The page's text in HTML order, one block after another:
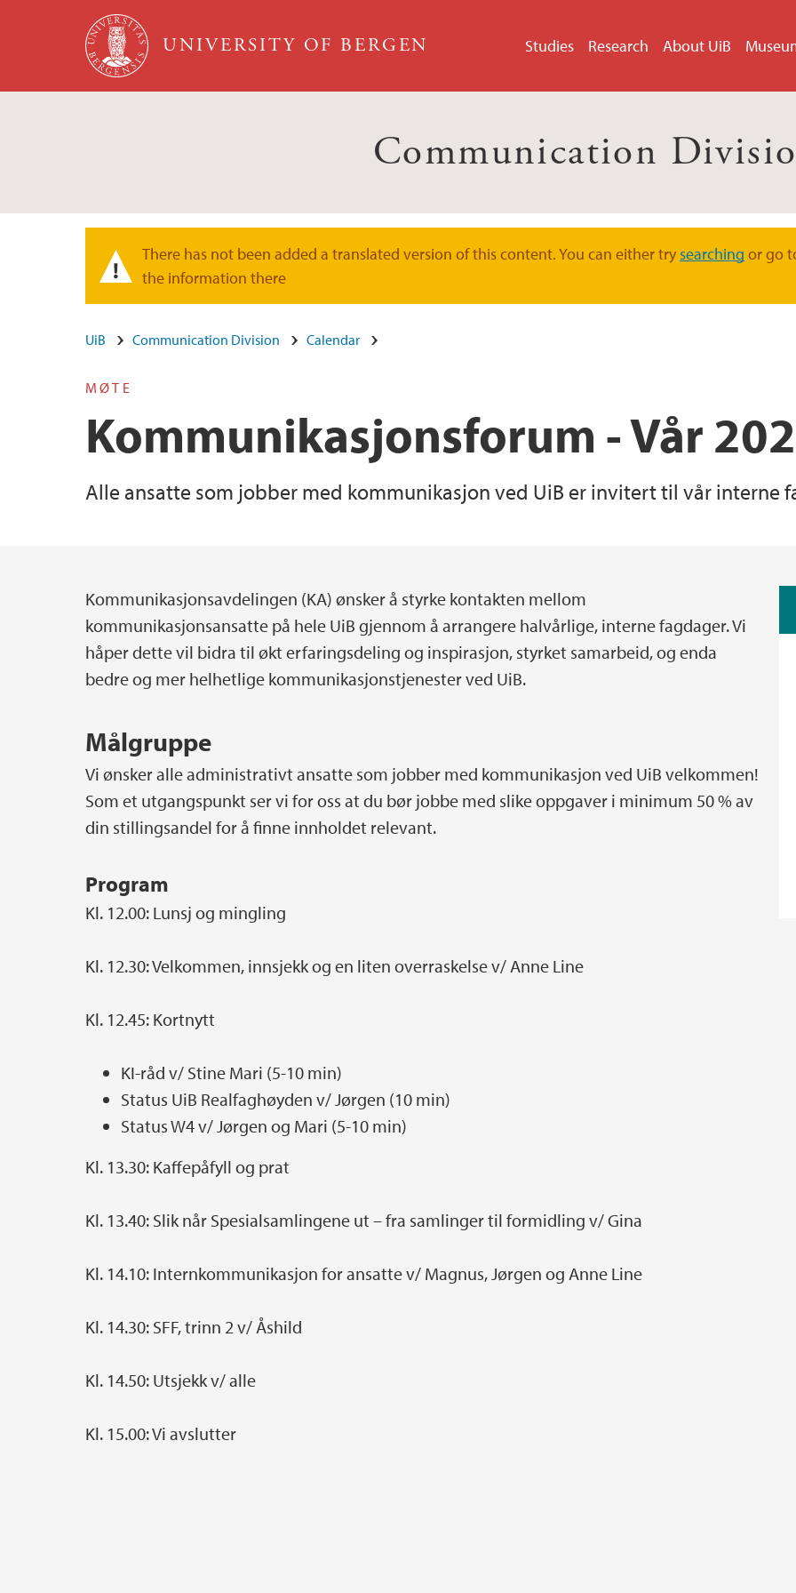
Skip to main content
UNIVERSITY OF BERGEN Studies Research About UiB
Communication
Warning message
There has not been added a translated version of this content. You can either trysearching or go
the information there
UiB Communication Division Calendar
MØTE
Kommunikasjonsforum - Vår
Alle ansatte som jobber med kommunikasjon ved UiB er invitert til vår interne
Main contentKommunikasjonsavdelingen (KA) ønsker å styrke kontakten mellom
kommunikasjonsansatte på hele UiB gjennom å arrangere halvårlige, interne fagdager. Vi
håper dette vil bidra til økt erfaringsdeling og inspirasjon, styrket samarbeid, og enda
bedre og mer helhetlige kommunikasjonstjenester ved UiB.
Målgruppe
Vi ønsker alle administrativt ansatte som jobber med kommunikasjon ved UiB velkommen!
Som et utgangspunkt ser vi for oss at du bør jobbe med slike oppgaver i minimum 50 % av
din stillingsandel for å finne innholdet relevant.
Program
Kl. 12.00: Lunsj og mingling
Kl. 12.30: Velkommen, innsjekk og en liten overraskelse v/ Anne Line
Kl. 12.45: Kortnytt
KI-råd v/ Stine Mari (5-10 min)
Status UiB Realfaghøyden v/ Jørgen (10 min)
Status W4 v/ Jørgen og Mari (5-10 min)
Kl. 13.30: Kaffepåfyll og prat
Kl. 13.40: Slik når Spesialsamlingene ut – fra samlinger til formidling v/ Gina
Kl. 14.10: Internkommunikasjon for ansatte v/ Magnus, Jørgen og Anne Line
Kl. 14.30: SFF, trinn 2 v/ Åshild
Kl. 14.50: Utsjekk v/ alle
Kl. 15.00: Vi avslutter